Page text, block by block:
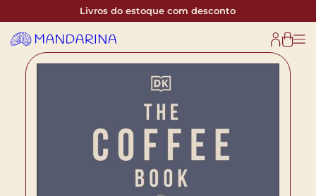
Livros do estoque com desconto